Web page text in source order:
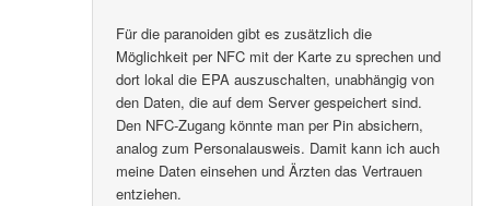
Für die paranoiden gibt es zusätzlich die
Möglichkeit per NFC mit der Karte zu sprechen und
dort lokal die EPA auszuschalten, unabhängig von
den Daten, die auf dem Server gespeichert sind.
Den NFC-Zugang könnte man per Pin absichern,
analog zum Personalausweis. Damit kann ich auch
meine Daten einsehen und Ärzten das Vertrauen
entziehen.